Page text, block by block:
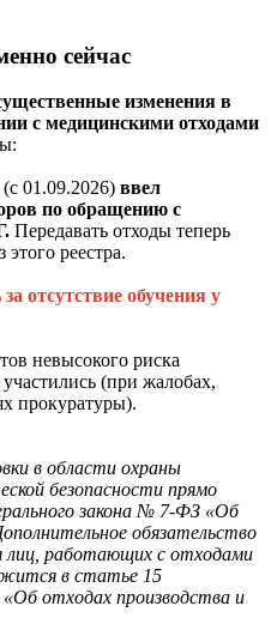
сейчас
изменения в
с медицинскими отходами
01.09.2026) ввел
по обращению с
Передавать отходы теперь
реестра.
отсутствие обучения у
невысокого риска
(при жалобах,
прокуратуры).
в области охраны
безопасности прямо
закона № 7-ФЗ «Об
обязательство
лиц, работающих с отходами
в статье 15
отходах производства и